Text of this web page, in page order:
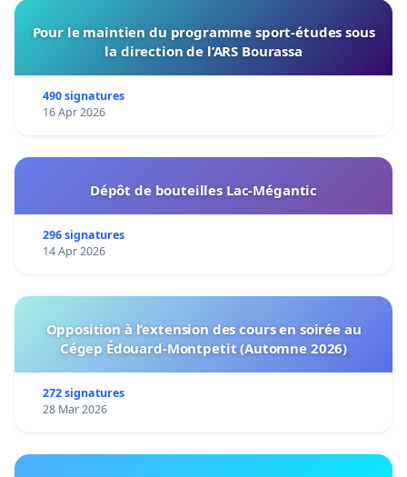
Pour le maintien du programme sport-études sous
la direction de l’ARS Bourassa
490 signatures
16 Apr 2026
Dépôt de bouteilles Lac-Mégantic
296 signatures
14 Apr 2026
Opposition à l’extension des cours en soirée au
Cégep Édouard-Montpetit (Automne 2026)
272 signatures
28 Mar 2026